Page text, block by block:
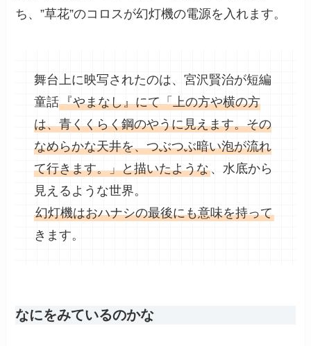
ち、”草花”のコロスが幻灯機の電源を入れます。
舞台上に映写されたのは、宮沢賢治が短編
童話『やまなし』にて「上の方や横の方
は、青くくらく鋼のやうに見えます。その
なめらかな天井を、つぶつぶ暗い泡が流れ
て行きます。」と描いたような、水底から
見えるような世界。
幻灯機はおハナシの最後にも意味を持って
きます。
なにをみているのかな